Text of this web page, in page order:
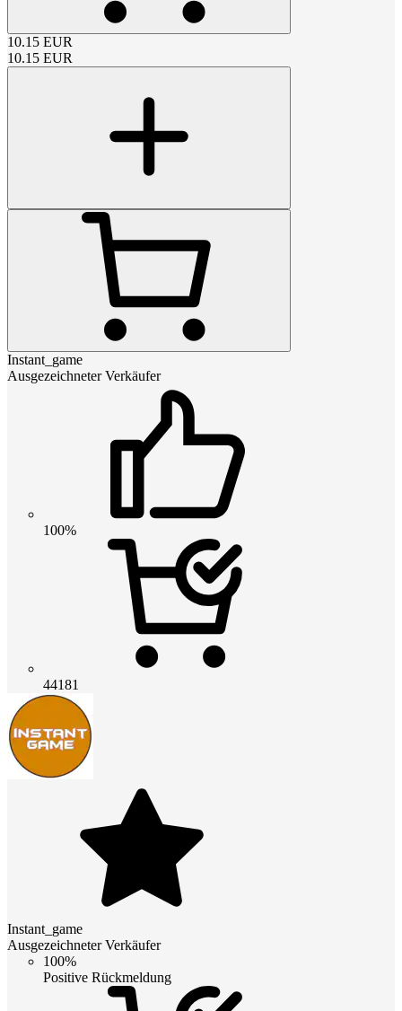
10.15 EUR
10.15 EUR
Instant_game
Ausgezeichneter Verkäufer
100%
44181
Instant_game
Ausgezeichneter Verkäufer
100%
Positive Rückmeldung